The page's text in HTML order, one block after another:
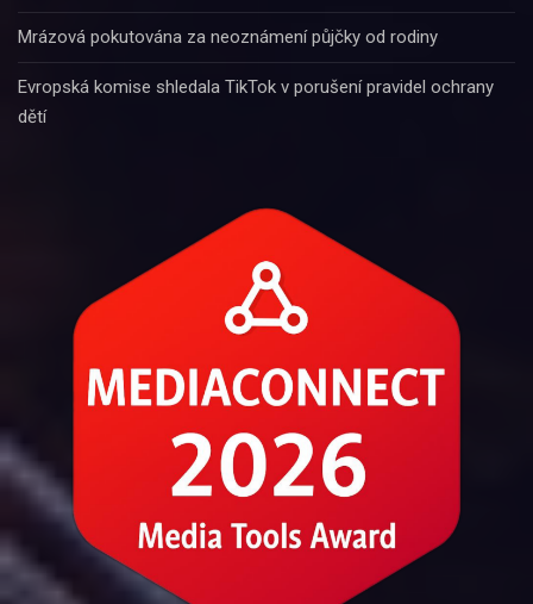
Mrázová pokutována za neoznámení půjčky od rodiny
Evropská komise shledala TikTok v porušení pravidel ochrany
dětí